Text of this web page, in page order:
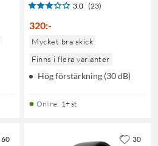
3.0 (23)
320:-
Mycket bra skick
Finns i flera varianter
Hög förstärkning (30 dB)
Online: 1+ st
60 30